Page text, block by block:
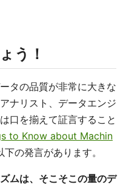
う！
タの品質が非常に大きな
ナリスト、データエンジ
口を揃えて証言すること
to Know about Machin
下の発言があります。
ムは、そこそこの量のデ